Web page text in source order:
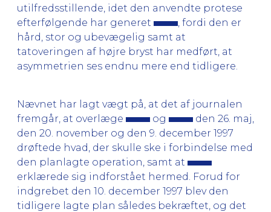
utilfredsstillende, idet den anvendte protese
efterfølgende har generet
, fordi den er
hård, stor og ubevægelig samt at
tatoveringen af højre bryst har medført, at
asymmetrien ses endnu mere end tidligere.
Nævnet har lagt vægt på, at det af journalen
fremgår, at overlæge
og
den 26. maj,
den 20. november og den 9. december 1997
drøftede hvad, der skulle ske i forbindelse med
den planlagte operation, samt at
erklærede sig indforstået hermed. Forud for
indgrebet den 10. december 1997 blev den
tidligere lagte plan således bekræftet, og det